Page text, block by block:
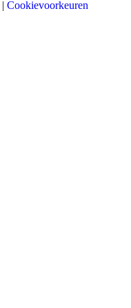
| Cookievoorkeuren